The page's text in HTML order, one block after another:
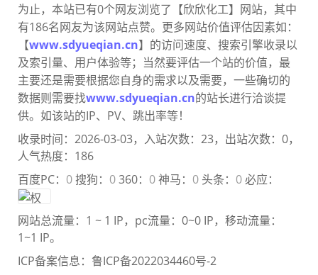
为止，本站已有0个网友浏览了【欣欣化工】网站，其中
有186名网友为该网站点赞。更多网站价值评估因素如：
【www.sdyueqian.cn】的访问速度、搜索引擎收录以
及索引量、用户体验等；当然要评估一个站的价值，最
主要还是需要根据您自身的需求以及需要，一些确切的
数据则需要找www.sdyueqian.cn的站长进行洽谈提
供。如该站的IP、PV、跳出率等！
收录时间：2026-03-03，入站次数：23，出站次数：0，
人气热度：186
百度PC： 0搜狗： 0360： 0神马： 0 头条： 0必应：
网站总流量： 1 ~ 1 IP，pc流量： 0~0 IP，移动流量：
1~1 IP。
ICP备案信息： 鲁ICP备2022034460号-2